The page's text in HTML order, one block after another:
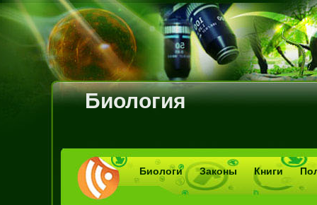
Биология
Биологи Законы Книги